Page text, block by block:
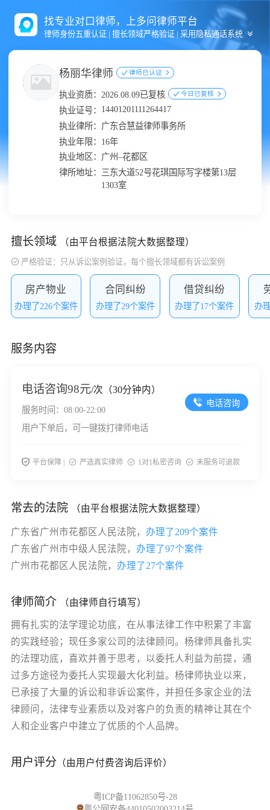
找专业对口律师，上多问律师平台
律师身份五重认证 | 擅长领域严格验证 | 采用隐私通话系统
杨丽华律师 律师已认证
执业资质： 2026.08.09已复核 今日已复核
执业证号： 14401201111264417
执业律所： 广东合慧益律师事务所
执业年限： 16年
执业地区： 广州–花都区
律所地址： 三东大道52号花琪国际写字楼第13层
1303室
擅长领域 （由平台根据法院大数据整理）
严格验证：只从诉讼案例验证，每个擅长领域都有诉讼案例
房产物业
办理了226个案件
合同纠纷
办理了29个案件
借贷纠纷
办理了17个案件 办
服务内容
电话咨询98元/次（30分钟内）
服务时间：08:00-22:00
用户下单后，可一键拨打律师电话
平台保障 | 严选真实律师 1对1私密咨询 未服务可退款
电话咨询
常去的法院 （由平台根据法院大数据整理）
广东省广州市花都区人民法院， 办理了209个案件
广东省广州市中级人民法院， 办理了97个案件
广州市花都区人民法院， 办理了27个案件
律师简介 （由律师自行填写）
拥有扎实的法学理论功底，在从事法律工作中积累了丰富
的实践经验；现任多家公司的法律顾问。杨律师具备扎实
的法理功底，喜欢并善于思考，以委托人利益为前提，通
过多方途径为委托人实现最大化利益。杨律师执业以来，
已承接了大量的诉讼和非诉讼案件，并担任多家企业的法
律顾问，法律专业素质以及对客户的负责的精神让其在个
人和企业客户中建立了优质的个人品牌。
用户评分 （由用户付费咨询后评价）
粤ICP备11062850号-28